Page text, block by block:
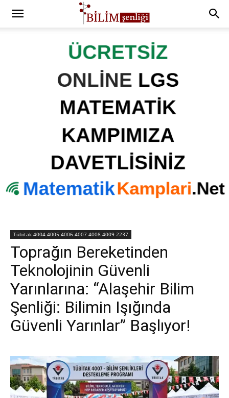
Tübitak 4004 4005 4006 4007 4008 4009 2237
Toprağın Bereketinden
Teknolojinin Güvenli
Yarınlarına: “Alaşehir Bilim
Şenliği: Bilimin Işığında
Güvenli Yarınlar” Başlıyor!